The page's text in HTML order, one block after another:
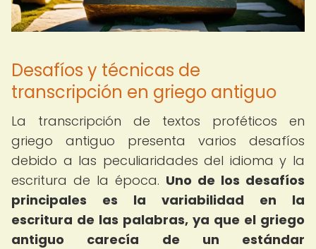
Desafíos y técnicas de
transcripción en griego antiguo
La transcripción de textos proféticos en
griego antiguo presenta varios desafíos
debido a las peculiaridades del idioma y la
escritura de la época. Uno de los desafíos
principales es la variabilidad en la
escritura de las palabras, ya que el griego
antiguo carecía de un estándar